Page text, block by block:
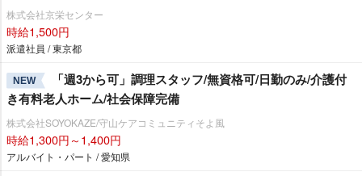
株式会社京栄センター
時給1,500円
派遣社員 / 東京都
NEW
「週3から可」調理スタッフ/無資格可/日勤のみ/介護付
き有料老人ホーム/社会保障完備
株式会社SOYOKAZE/守山ケアコミュニティそよ風
時給1,300円～1,400円
アルバイト・パート / 愛知県